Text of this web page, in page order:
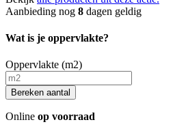
Aanbieding nog 8 dagen geldig
Wat is je oppervlakte?
Oppervlakte (m2)
Bereken aantal
Online op voorraad